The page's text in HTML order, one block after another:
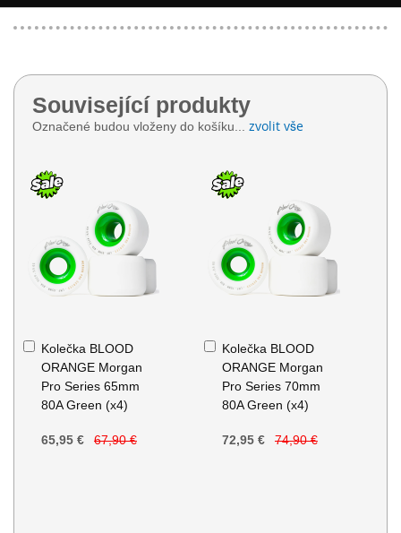
Související produkty
Označené budou vloženy do košíku... zvolit vše
Kolečka BLOOD
ORANGE Morgan
Pro Series 65mm
80A Green (x4)
65,95 € 67,90 €
Přidat
do
košíku
Kolečka BLOOD
ORANGE Morgan
Pro Series 70mm
80A Green (x4)
72,95 € 74,90 €
Přidat
do
košíku